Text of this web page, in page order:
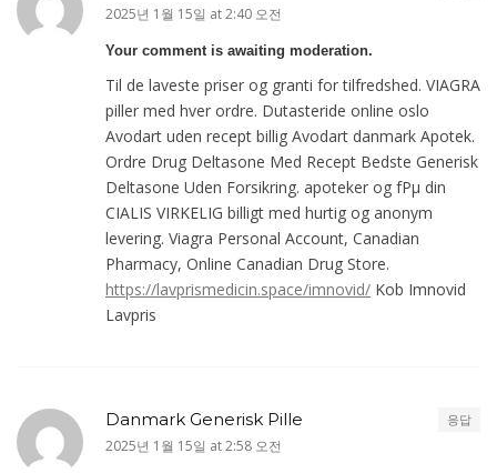
2025년 1월 15일 at 2:40 오전
Your comment is awaiting moderation.
Til de laveste priser og granti for tilfredshed. VIAGRA
piller med hver ordre. Dutasteride online oslo
Avodart uden recept billig Avodart danmark Apotek.
Ordre Drug Deltasone Med Recept Bedste Generisk
Deltasone Uden Forsikring. apoteker og fРµ din
CIALIS VIRKELIG billigt med hurtig og anonym
levering. Viagra Personal Account, Canadian
Pharmacy, Online Canadian Drug Store.
https://lavprismedicin.space/imnovid/ Kob Imnovid
Lavpris
Danmark Generisk Pille
2025년 1월 15일 at 2:58 오전
응답